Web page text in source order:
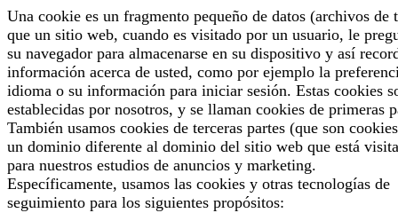
Una cookie es un fragmento pequeño de datos (archivos de
que un sitio web, cuando es visitado por un usuario, le
su navegador para almacenarse en su dispositivo y así
información acerca de usted, como por ejemplo la
idioma o su información para iniciar sesión. Estas cookies
establecidas por nosotros, y se llaman cookies de primeras
También usamos cookies de terceras partes (que son
un dominio diferente al dominio del sitio web que está
para nuestros estudios de anuncios y marketing.
Específicamente, usamos las cookies y otras tecnologías de
seguimiento para los siguientes propósitos: